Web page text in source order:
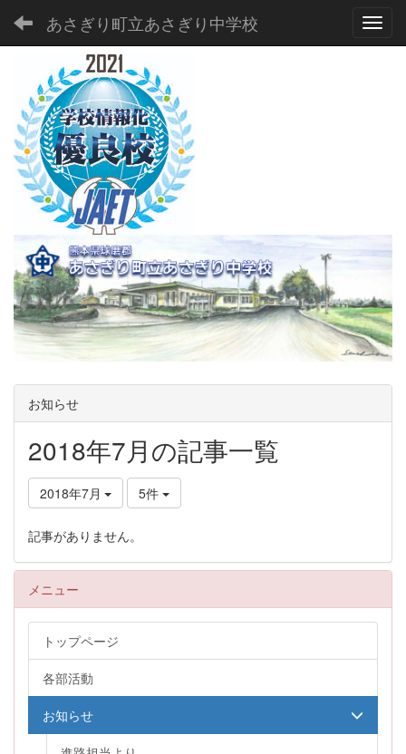
あさぎり町立あさぎり中学校
お知らせ
2018年7月の記事一覧
2018年7月 5件
記事がありません。
メニュー
トップページ
各部活動
お知らせ